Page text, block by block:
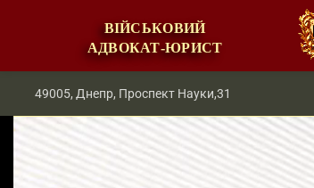
ВІЙСЬКОВИЙ
АДВОКАТ-ЮРИСТ
49005, Днепр, Проспект Науки,31